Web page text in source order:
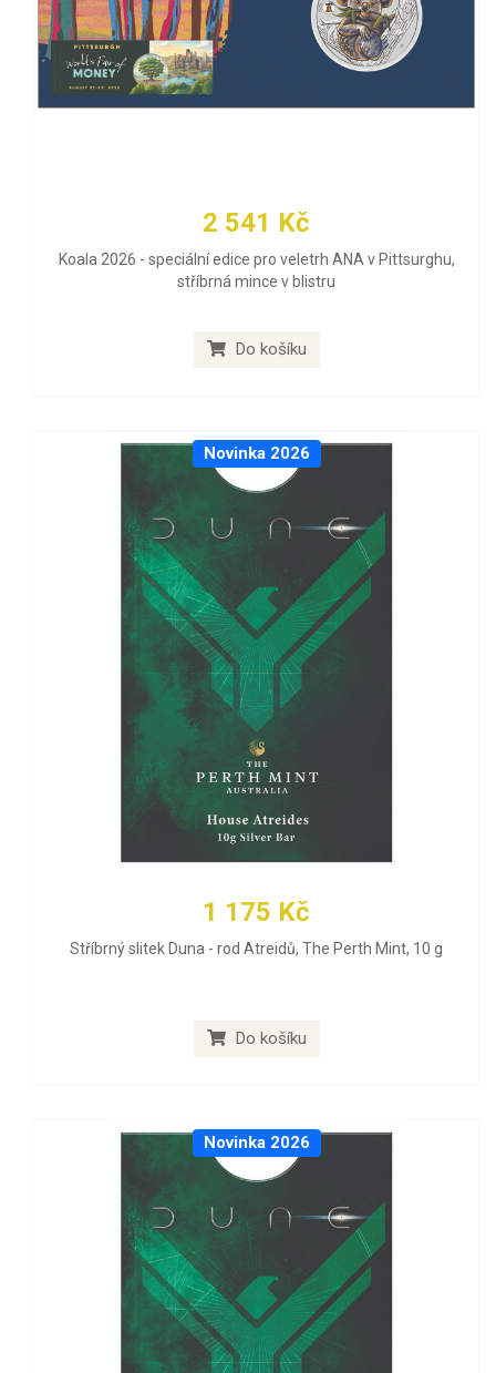
2 541 Kč
Koala 2026 - speciální edice pro veletrh ANA v Pittsurghu,
stříbrná mince v blistru
Do košíku
Novinka 2026
1 175 Kč
Stříbrný slitek Duna - rod Atreidů, The Perth Mint, 10 g
Do košíku
Novinka 2026